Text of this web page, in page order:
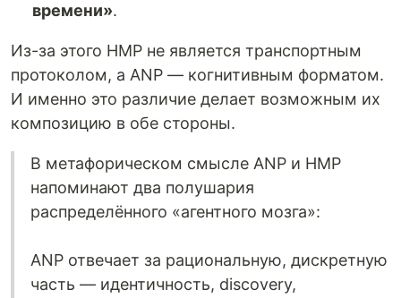
времени».
Из-за этого HMP не является транспортным
протоколом, а ANP — когнитивным форматом.
И именно это различие делает возможным их
композицию в обе стороны.
В метафорическом смысле ANP и HMP
напоминают два полушария
распределённого «агентного мозга»:
ANP отвечает за рациональную, дискретную
часть — идентичность, discovery,